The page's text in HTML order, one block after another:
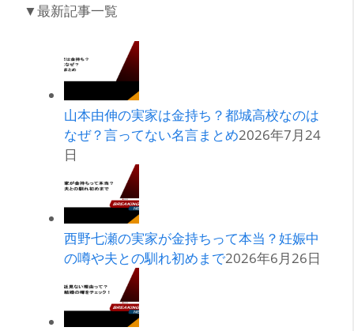
▼最新記事一覧
山本由伸の実家は金持ち？都城高校なのは
なぜ？言ってない名言まとめ2026年7月24
日
西野七瀬の実家が金持ちって本当？妊娠中
の噂や夫との馴れ初めまで2026年6月26日